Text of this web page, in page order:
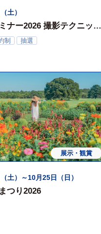
土）
ナー2026 撮影テクニック
た？ ＜復習会＞
制 抽選
展示・観賞
土）～10月25日（日）
つり2026